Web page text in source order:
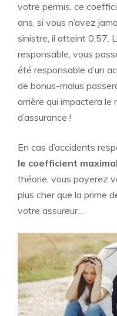
votre permis, ce
ans, si vous n’avez
sinistre, il atteint 0,57.
responsable, vous
été responsable d’un
de bonus-malus
arrière qui impactera
d’assurance !
En cas d’accidents
le coefficient
théorie, vous payerez
plus cher que la prime
votre assureur…